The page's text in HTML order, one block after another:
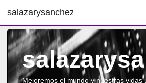
salazarysanchez
Mejoremos el mundo y nuestras vidas